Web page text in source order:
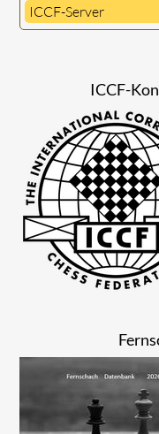
ICCF-Server
ICCF-